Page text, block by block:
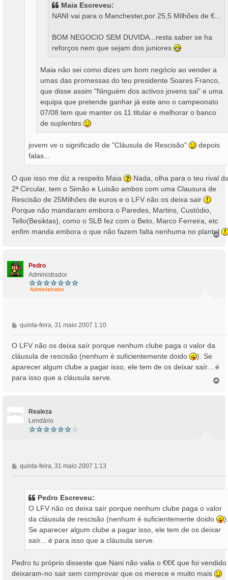
Maia Escreveu:
NANI vai para o Manchester,por 25,5 Milhões de €...
BOM NEGOCIO SEM DUVIDA...resta saber se ha
reforços nem que sejam dos juniores
Maia não sei como dizes um bom negócio ao vender a
umas das promessas do teu presidente Soares Franco,
que disse assim "Ninguém dos activos jovens sai" e uma
equipa que pretende ganhar já este ano o campeonato
07/08 tem que manter os 11 titular e melhorar o banco
de suplentes
jovem ve o significado de "Cláusula de Rescisão"
depois
falas...
O que isso me diz a respeito Maia
Nada, olha para o teu rival
2ª Circular, tem o Simão e Luisão ambos com uma Clausura de
Rescisão de 25Milhões de euros e o LFV não os deixa sair
Porque não mandaram embora o Paredes, Martins, Custódio,
Tello(Besiktas), como o SLB fez com o Beto, Marco Ferreira, etc
enfim manda embora o que não fazem falta nenhuma no plantel T
Pedro
Administrador
M
e
n
a
g
e
quinta-feira, 31 maio 2007 1:10
O LFV não os deixa saír porque nenhum clube paga o valor da
cláusula de rescisão (nenhum é suficientemente doido
). Se
aparecer algum clube a pagar isso, ele tem de os deixar saír... é
para isso que a cláusula serve.
Realeza
Lendário
M
e
quinta-feira, 31 maio 2007 1:13
Pedro Escreveu:
O LFV não os deixa saír porque nenhum clube paga o valor
da cláusula de rescisão (nenhum é suficientemente doido
).
Se aparecer algum clube a pagar isso, ele tem de os deixar
saír... é para isso que a cláusula serve.
Pedro tu próprio disseste que Nani não valia o €€€ que foi vendido
deixaram-no sair sem comprovar que os merece e muito mais